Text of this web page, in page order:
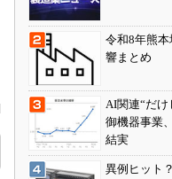
令和8年熊
響まとめ
AI関連“だけ
御機器事業
結実
異例ヒット